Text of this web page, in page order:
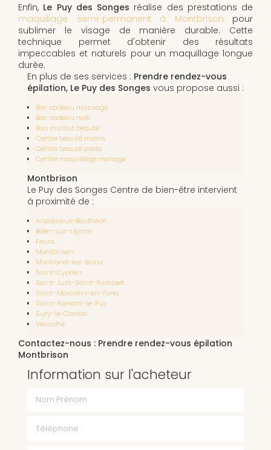
Enfin, Le Puy des Songes réalise des prestations de
maquillage semi-permanent à Montbrison pour
sublimer le visage de manière durable. Cette
technique permet d'obtenir des résultats
impeccables et naturels pour un maquillage longue
durée.
En plus de ses services : Prendre rendez-vous
épilation, Le Puy des Songes vous propose aussi :
Bon cadeau massage
Bon cadeau noël
Bon institut beauté
Centre beauté mains
Centre beauté pieds
Centre maquillage mariage
Montbrison
Le Puy des Songes Centre de bien-être intervient
à proximité de :
Andrézieux-Bouthéon
Boën-sur-Lignon
Feurs
Montbrison
Montrond-les-Bains
Saint-Cyprien
Saint-Just-Saint-Rambert
Saint-Marcellin-en-Forez
Saint-Romain-le-Puy
Sury-le-Comtal
Veauche
Contactez-nous : Prendre rendez-vous épilation
Montbrison
Information sur l'acheteur